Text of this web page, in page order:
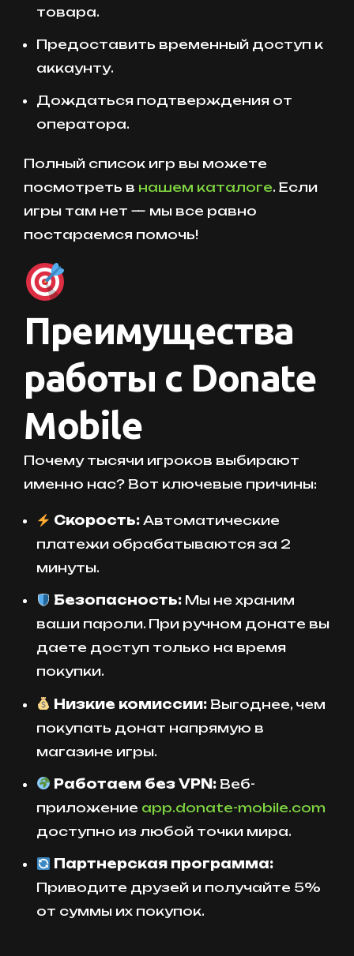
товара.
Предоставить временный доступ к
аккаунту.
Дождаться подтверждения от
оператора.
Полный список игр вы можете
посмотреть в нашем каталоге. Если
игры там нет — мы все равно
постараемся помочь!
Преимущества
работы с Donate
Mobile
Почему тысячи игроков выбирают
именно нас? Вот ключевые причины:
Скорость: Автоматические
платежи обрабатываются за 2
минуты.
Безопасность: Мы не храним
ваши пароли. При ручном донате вы
даете доступ только на время
покупки.
Низкие комиссии: Выгоднее, чем
покупать донат напрямую в
магазине игры.
Работаем без VPN: Веб-
приложение app.donate-mobile.com
доступно из любой точки мира.
Партнерская программа:
Приводите друзей и получайте 5%
от суммы их покупок.